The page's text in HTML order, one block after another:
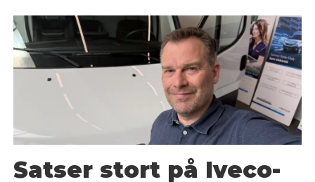
Satser stort på Iveco-